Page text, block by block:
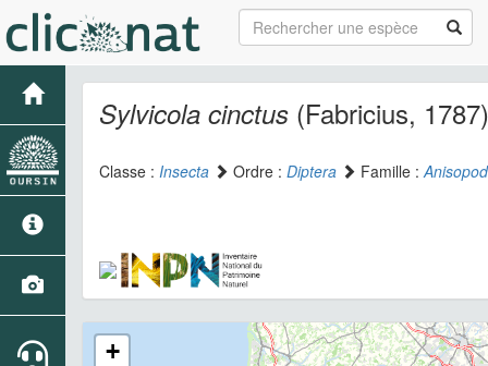
Sylvicola cinctus (Fabricius, 1787)
Classe : Insecta Ordre : Diptera Famille :
+